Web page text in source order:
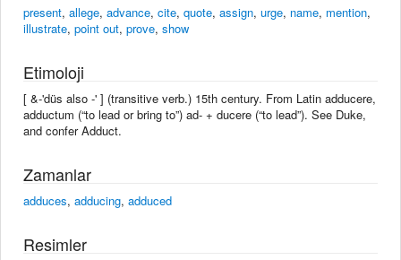
present, allege, advance, cite, quote, assign, urge, name, mention,
illustrate, point out, prove, show
Etimoloji
[ &-'düs also -' ] (transitive verb.) 15th century. From Latin adducere,
adductum (“to lead or bring to”) ad- + ducere (“to lead”). See Duke,
and confer Adduct.
Zamanlar
adduces, adducing, adduced
Resimler